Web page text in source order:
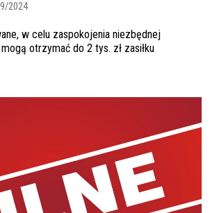
2024
w celu zaspokojenia niezbędnej
otrzymać do 2 tys. zł zasiłku